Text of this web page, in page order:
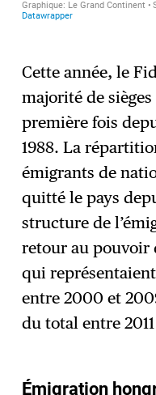
Cette année, le
majorité de
première fois
1988. La
émigrants de
quitté le pays
structure de
retour au pouvoir
qui
entre 2000 et
du total entre